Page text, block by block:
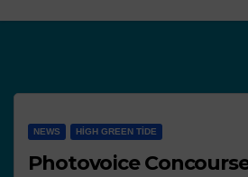
NEWS HIGH GREEN TIDE
Photovoice